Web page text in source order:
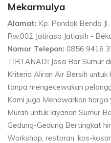
Mekarmulya
Alamat: Kp. Pondok Benda
Rw.002 Jatirasa Jatiasih -
Nomor Telepon: 0856 9416
TIRTANADI Jasa Bor Sumur
Kriteria Aliran Air Bersih
tanpa mengecewakan
Kami juga Menawarkan
Murah untuk layanan Sumur
Gedung-Gedung Bertingkat
Workshop, restoran, kos-